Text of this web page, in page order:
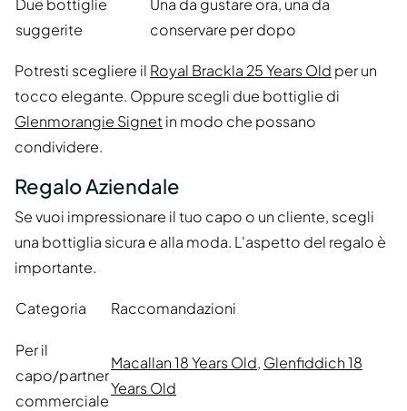
Due bottiglie
suggerite
Una da gustare ora, una da
conservare per dopo
Potresti scegliere il Royal Brackla 25 Years Old per un
tocco elegante. Oppure scegli due bottiglie di
Glenmorangie Signetin modo che possano
condividere.
Regalo Aziendale
Se vuoi impressionare il tuo capo o un cliente, scegli
una bottiglia sicura e alla moda. L'aspetto del regalo è
importante.
Categoria Raccomandazioni
Per il
capo/partner
commerciale
Macallan 18 Years Old, Glenfiddich 18
Years Old